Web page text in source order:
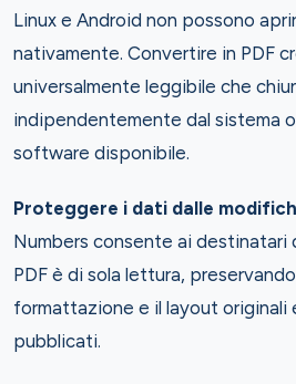
Linux e Android non possono
nativamente. Convertire in PDF
universalmente leggibile che
indipendentemente dal sistema
software disponibile.
Proteggere i dati dalle
Numbers consente ai destinatari
PDF è di sola lettura,
formattazione e il layout originali
pubblicati.